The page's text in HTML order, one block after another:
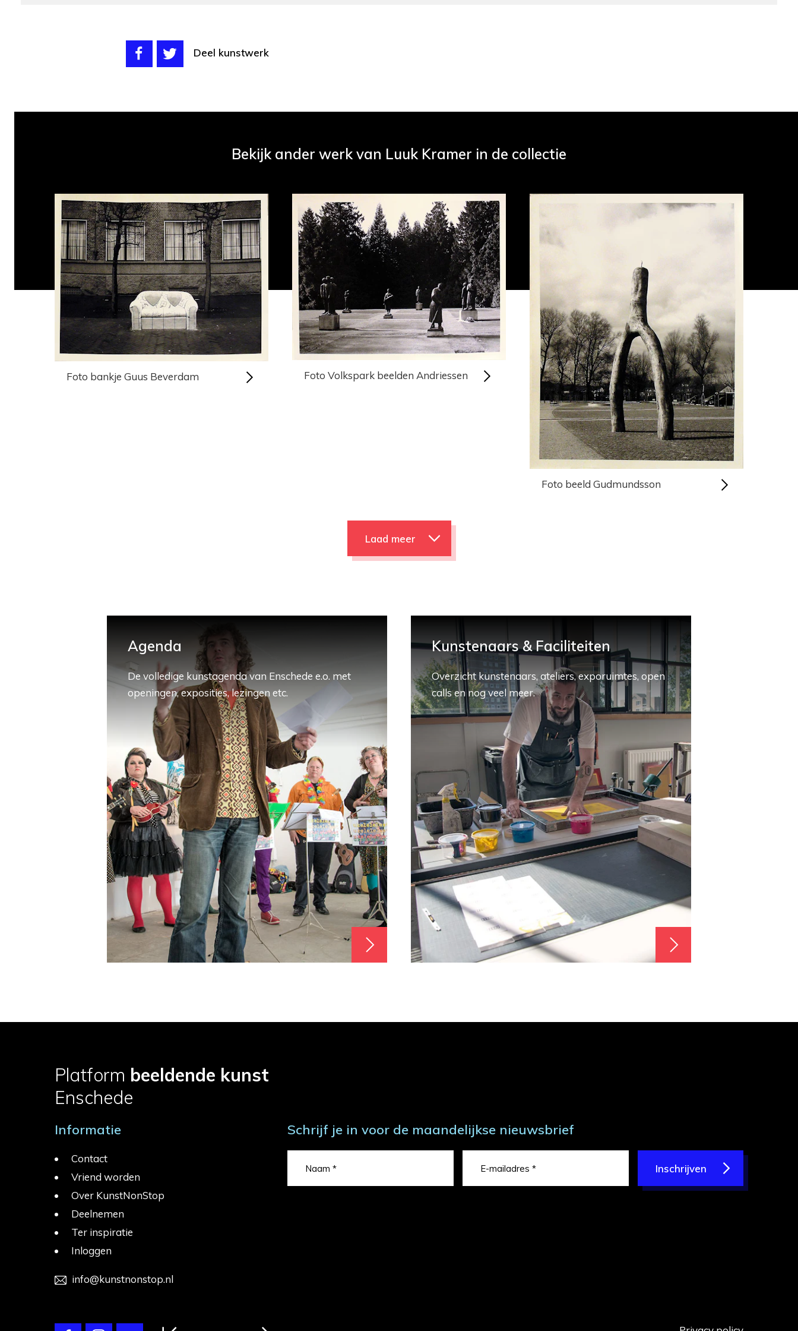
Deel kunstwerk
Bekijk ander werk van Luuk Kramer in de collectie
Foto bankje Guus Beverdam Foto Volkspark beelden Andriessen
Foto beeld Gudmundsson
Laad meer
Agenda
De volledige kunstagenda van Enschede e.o. met
openingen, exposities, lezingen etc.
Kunstenaars & Faciliteiten
Overzicht kunstenaars, ateliers, exporuimtes, open
calls en nog veel meer.
Platform beeldende kunst
Enschede
Informatie
Contact
Vriend worden
Over KunstNonStop
Deelnemen
Ter inspiratie
Inloggen
info@kunstnonstop.nl
Schrijf je in voor de maandelijkse nieuwsbrief
Inschrijven